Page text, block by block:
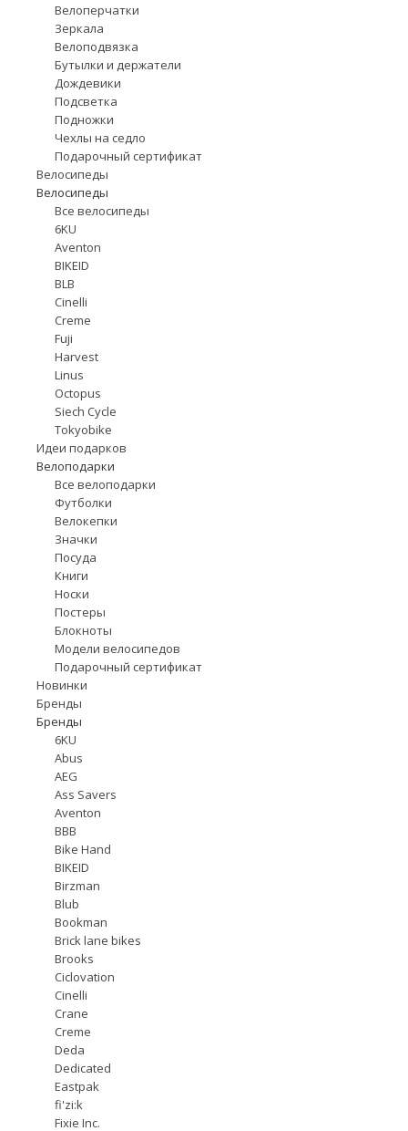
Велоперчатки
Зеркала
Велоподвязка
Бутылки и держатели
Дождевики
Подсветка
Подножки
Чехлы на седло
Подарочный сертификат
Велосипеды
Велосипеды
Все велосипеды
6KU
Aventon
BIKEID
BLB
Cinelli
Creme
Fuji
Harvest
Linus
Octopus
Siech Cycle
Tokyobike
Идеи подарков
Велоподарки
Все велоподарки
Футболки
Велокепки
Значки
Посуда
Книги
Носки
Постеры
Блокноты
Модели велосипедов
Подарочный сертификат
Новинки
Бренды
Бренды
6KU
Abus
AEG
Ass Savers
Aventon
BBB
Bike Hand
BIKEID
Birzman
Blub
Bookman
Brick lane bikes
Brooks
Ciclovation
Cinelli
Crane
Creme
Deda
Dedicated
Eastpak
fi'zi:k
Fixie Inc.